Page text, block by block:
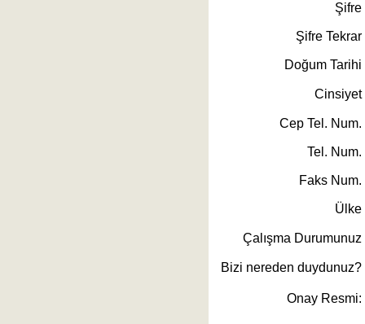
Şifre
Şifre Tekrar
Doğum Tarihi
Cinsiyet
Cep Tel. Num.
Tel. Num.
Faks Num.
Ülke
Çalışma Durumunuz
Bizi nereden duydunuz?
Onay Resmi: